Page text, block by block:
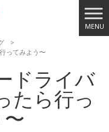
MENU
>
ってみよう〜
ドライバ
たら行っ